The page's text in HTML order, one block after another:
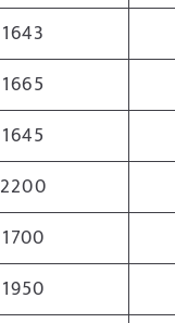
1643
1665
1645
2200
1700
1950